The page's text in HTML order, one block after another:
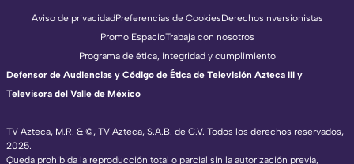
TV Azteca, M.R. & ©, TV Azteca, S.A.B. de C.V. Todos los derechos reservados,
2025.
Queda prohibida la reproducción total o parcial sin la autorización previa,
Aviso de privacidadPreferencias de CookiesDerechosInversionistas
Promo EspacioTrabaja con nosotros
Programa de ética, integridad y cumplimiento
Defensor de Audiencias y Código de Ética de Televisión Azteca III y
Televisora del Valle de México